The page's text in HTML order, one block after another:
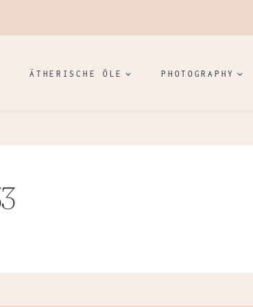
ÄTHERISCHE ÖLE PHOTOGRAPHY